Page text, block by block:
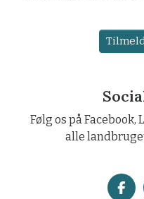
Følg os på
alle